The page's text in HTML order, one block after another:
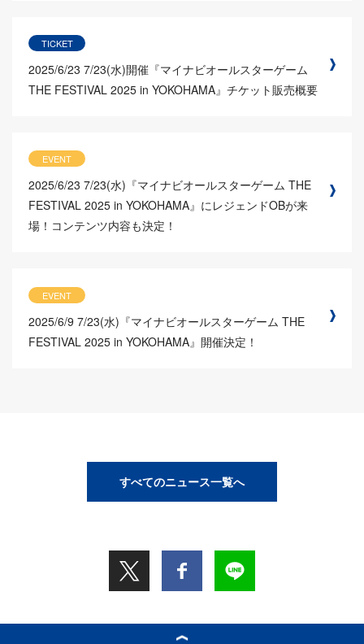
TICKET
2025/6/23 7/23(水)開催『マイナビオールスターゲーム
THE FESTIVAL 2025 in YOKOHAMA』チケット販売概要
EVENT
2025/6/23 7/23(水)『マイナビオールスターゲーム THE
FESTIVAL 2025 in YOKOHAMA』にレジェンドOBが来
場！コンテンツ内容も決定！
EVENT
2025/6/9 7/23(水)『マイナビオールスターゲーム THE
FESTIVAL 2025 in YOKOHAMA』開催決定！
すべてのニュース一覧へ